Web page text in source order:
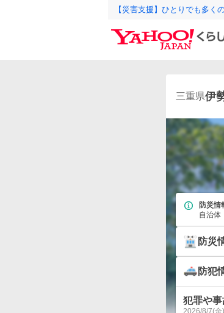
【災害支援】ひとりでも多く
三重県伊
防災情
自治体
防災
防犯
犯罪や
2026/8/7(金